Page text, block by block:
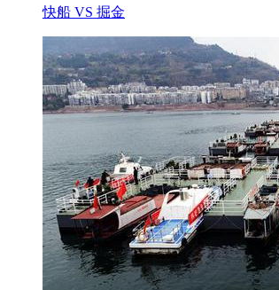
快船 VS 掘金